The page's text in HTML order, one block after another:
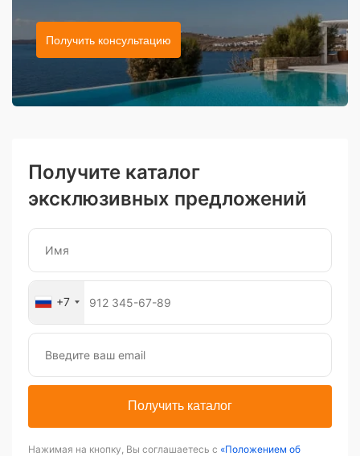
Получить консультацию
Получите каталог
эксклюзивных предложений
+7
Получить каталог
Нажимая на кнопку, Вы соглашаетесь с «Положением об